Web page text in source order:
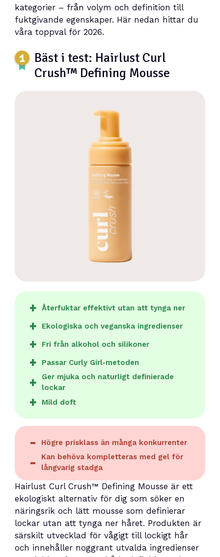
kategorier – från volym och definition till
fuktgivande egenskaper. Här nedan hittar du
våra toppval för 2026.
Bäst i test: Hairlust Curl
Crush™ Defining Mousse
Återfuktar effektivt utan att tynga ner
Ekologiska och veganska ingredienser
Fri från alkohol och silikoner
Passar Curly Girl-metoden
Ger mjuka och naturligt definierade
lockar
Mild doft
Högre prisklass än många konkurrenter
Kan behöva kompletteras med gel för
långvarig stadga
Hairlust Curl Crush™ Defining Mousse är ett
ekologiskt alternativ för dig som söker en
näringsrik och lätt mousse som definierar
lockar utan att tynga ner håret. Produkten är
särskilt utvecklad för vågigt till lockigt hår
och innehåller noggrant utvalda ingredienser